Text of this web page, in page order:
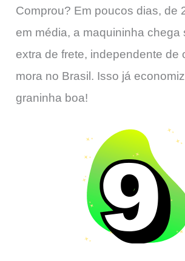
Comprou? Em poucos dias, de
em média, a maquininha chega
extra de frete, independente de
mora no Brasil. Isso já
graninha boa!